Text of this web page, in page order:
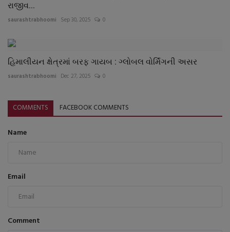
રાજીવ...
saurashtrabhoomi Sep 30, 2025 0
હિમાલીયન ક્ષેત્રમાં બરફ ગાયબ : ગ્લોબલ વોર્મિંગની અસર
saurashtrabhoomi Dec 27, 2025 0
COMMENTS FACEBOOK COMMENTS
Name
Email
Comment